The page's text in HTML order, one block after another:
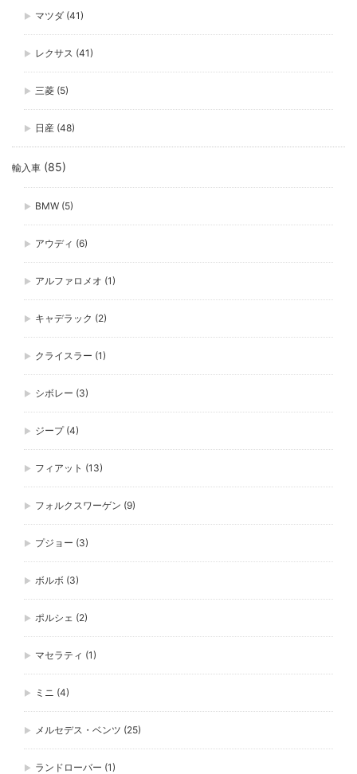
マツダ (41)
レクサス (41)
三菱 (5)
日産 (48)
輸入車 (85)
BMW (5)
アウディ (6)
アルファロメオ (1)
キャデラック (2)
クライスラー (1)
シボレー (3)
ジープ(4)
フィアット (13)
フォルクスワーゲン (9)
プジョー (3)
ボルボ (3)
ポルシェ (2)
マセラティ (1)
ミニ (4)
メルセデス・ベンツ (25)
ランドローバー (1)